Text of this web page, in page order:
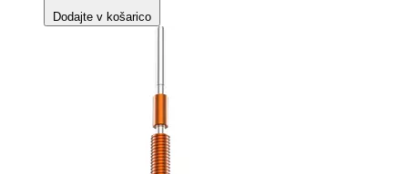
Dodajte v košarico